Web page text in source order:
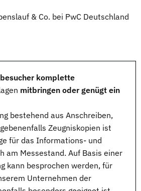
& Co. bei PwC Deutschland
komplette
mitbringen oder genügt ein
bestehend aus Anschreiben,
Zeugniskopien ist
für das Informations- und
am Messestand. Auf Basis einer
kann besprochen werden, für
Unternehmen der